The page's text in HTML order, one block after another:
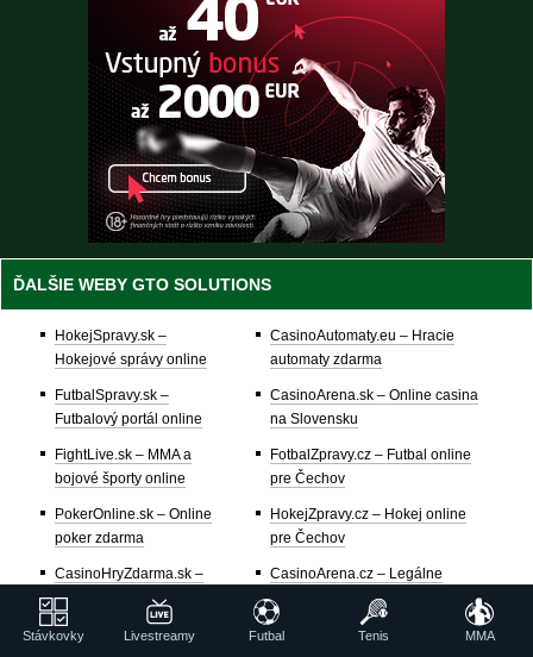
ĎALŠIE WEBY GTO SOLUTIONS
HokejSpravy.sk –
Hokejové správy online
FutbalSpravy.sk –
Futbalový portál online
FightLive.sk – MMA a
bojové športy online
PokerOnline.sk – Online
poker zdarma
CasinoHryZdarma.sk –
Casino hry zadarmo
777.sk – Najlepšie online
CasinoAutomaty.eu – Hracie
automaty zdarma
CasinoArena.sk – Online casina
na Slovensku
FotbalZpravy.cz – Futbal online
pre Čechov
HokejZpravy.cz – Hokej online
pre Čechov
CasinoArena.cz – Legálne
online casina pre Čechov
BetArena.cz – Kurzové
Stávkovky Livestreamy Futbal Tenis MMA